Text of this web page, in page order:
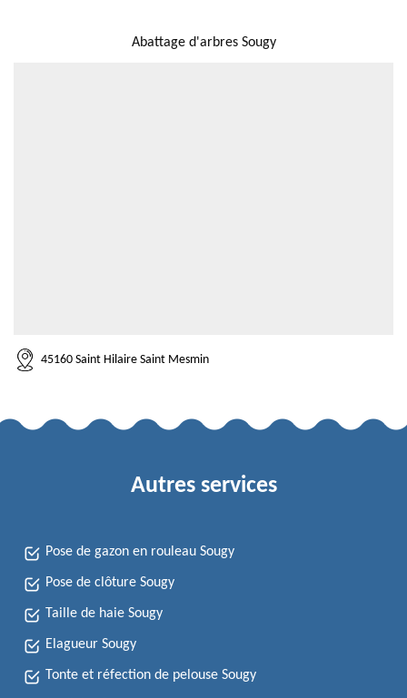
Abattage d'arbres Sougy
45160 Saint Hilaire Saint Mesmin
Autres services
Pose de gazon en rouleau Sougy
Pose de clôture Sougy
Taille de haie Sougy
Elagueur Sougy
Tonte et réfection de pelouse Sougy